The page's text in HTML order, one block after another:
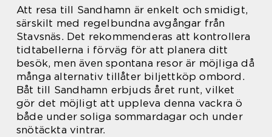
Att resa till Sandhamn är enkelt och smidigt,
särskilt med regelbundna avgångar från
Stavsnäs. Det rekommenderas att kontrollera
tidtabellerna i förväg för att planera ditt
besök, men även spontana resor är möjliga då
många alternativ tillåter biljettköp ombord.
Båt till Sandhamn erbjuds året runt, vilket
gör det möjligt att uppleva denna vackra ö
både under soliga sommardagar och under
snötäckta vintrar.